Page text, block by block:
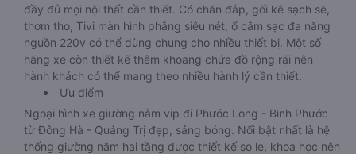
đầy đủ mọi nội thất cần thiết. Có chăn đắp, gối kê sạch sẽ,
thơm tho, Tivi màn hình phẳng siêu nét, ổ cắm sạc đa năng
nguồn 220v có thể dùng chung cho nhiều thiết bị. Một số
hãng xe còn thiết kế thêm khoang chứa đồ rộng rãi nên
hành khách có thể mang theo nhiều hành lý cần thiết.
Ưu điểm
Ngoại hình xe giường nằm vip đi Phước Long - Bình Phước
từ Đông Hà - Quảng Trị đẹp, sáng bóng. Nổi bật nhất là hệ
thống giường nằm hai tầng được thiết kế so le, khoa học nên